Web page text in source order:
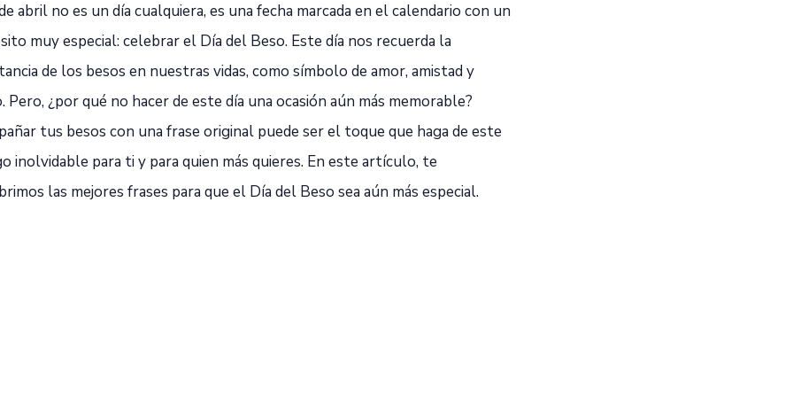
abril no es un día cualquiera, es una fecha marcada en el calendario con un
muy especial: celebrar el Día del Beso. Este día nos recuerda la
de los besos en nuestras vidas, como símbolo de amor, amistad y
Pero, ¿por qué no hacer de este día una ocasión aún más memorable?
tus besos con una frase original puede ser el toque que haga de este
inolvidable para ti y para quien más quieres. En este artículo, te
las mejores frases para que el Día del Beso sea aún más especial.